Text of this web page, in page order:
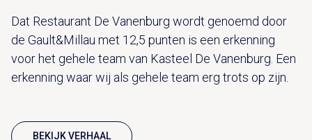
Dat Restaurant De Vanenburg wordt genoemd door
de Gault&Millau met 12,5 punten is een erkenning
voor het gehele team van Kasteel De Vanenburg. Een
erkenning waar wij als gehele team erg trots op zijn.
BEKIJK VERHAAL